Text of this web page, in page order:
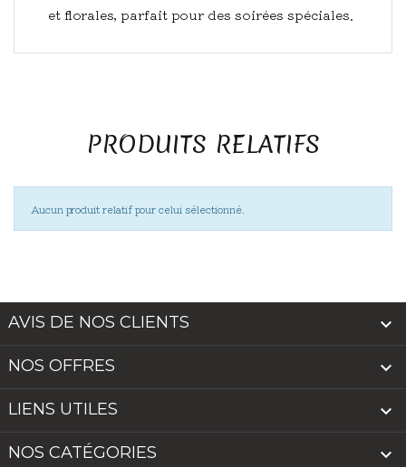
et florales, parfait pour des soirées spéciales.
PRODUITS RELATIFS
Aucun produit relatif pour celui sélectionné.
AVIS DE NOS CLIENTS 
NOS OFFRES 
LIENS UTILES 
NOS CATÉGORIES 